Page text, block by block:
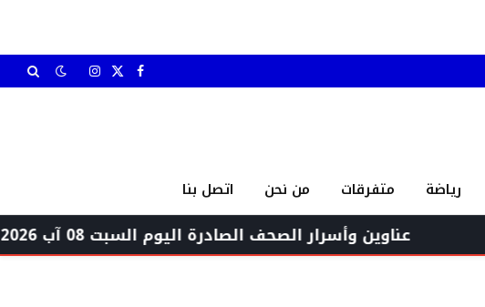
فيسبوك
X الانستغرام
رياضة متفرقات من نحن اتصل بنا
عناوين وأسرار الصحف الصادرة اليوم السبت 08 آب 2026 مجلس